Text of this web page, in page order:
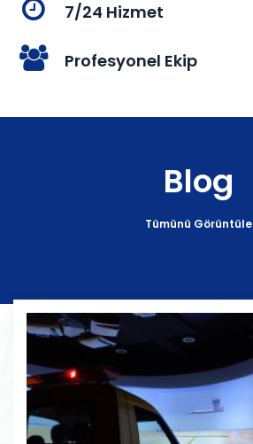
7/24 Hizmet
Profesyonel Ekip
Blog
Tümünü Görüntüle